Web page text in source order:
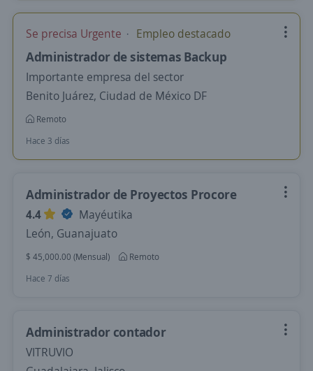
Se precisa Urgente Empleo destacado
Administrador de sistemas Backup
Importante empresa del sector
Benito Juárez, Ciudad de México DF
Remoto
Hace 3 días
Administrador de Proyectos Procore
4.4
Mayéutika
León, Guanajuato
$ 45,000.00 (Mensual)
Remoto
Hace 7 días
Administrador contador
VITRUVIO